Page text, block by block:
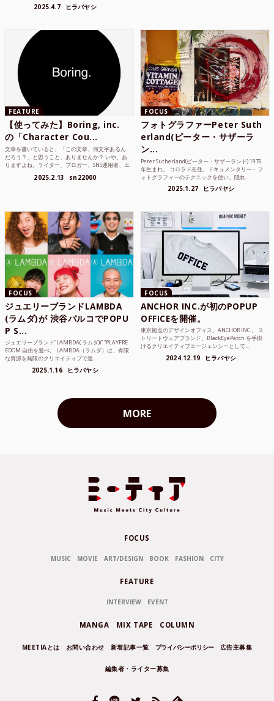
2025.4.7 ヒラバヤシ
FEATURE
【使ってみた】Boring, inc.
の「Character Cou...
文章を書いていると、「この文章、何文字あるん
だろう？」と思うこと、ありませんか？ いや、あ
りますよね。ライター、ブロガー、SNS運用者、エ
2025.2.13 sn22000
FOCUS
フォトグラファーPeter Suth
erland(ピーター・サザーラ
ン...
Peter Sutherland(ピーター・サザーランド) 1976
年生まれ。 コロラド在住。ドキュメンタリー・フ
ォトグラフィーのテクニックを使い、隠れ...
2025.1.27 ヒラバヤシ
FOCUS
ジュエリーブランドLAMBDA
(ラムダ)が 渋谷パルコでPOPU
P S...
ジュエリーブランド“LAMBDA( ラムダ))” “PLAYFRE
EDOM 自由を遊べ。 LAMBDA（ラムダ）は、有限
な資源を無限のクリエイティブで追...
2025.1.16 ヒラバヤシ
FOCUS
ANCHOR INC.が初のPOPUP
OFFICEを開催。
東京拠点のデザインオフィス、ANCHOR INC.。 ス
トリートウェアブランド、BlackEyePatch を手掛
けるクリエイティブエージェンシーとして...
2024.12.19 ヒラバヤシ
MORE
FOCUS
MUSIC MOVIE ART/DESIGN BOOK FASHION CITY
FEATURE
INTERVIEW EVENT
MANGA MIX TAPE COLUMN
MEETIAとは お問い合わせ 新着記事一覧 プライバシーポリシー 広告主募集
編集者・ライター募集